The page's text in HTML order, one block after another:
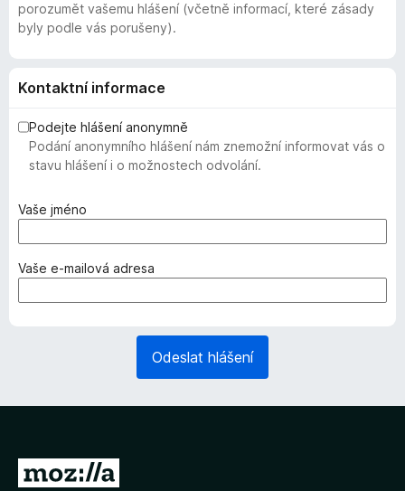
porozumět vašemu hlášení (včetně informací, které zásady
byly podle vás porušeny).
Kontaktní informace
Podejte hlášení anonymně
Podání anonymního hlášení nám znemožní informovat vás o
stavu hlášení i o možnostech odvolání.
Vaše jméno
y
ž
d
Vaše e-mailová adresa
y
d
o
Odeslat hlášení
P